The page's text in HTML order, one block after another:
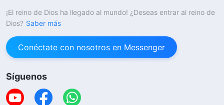
¡El reino de Dios ha llegado al mundo! ¿Deseas entrar al reino de
Dios? Saber más
Conéctate con nosotros en Messenger
Síguenos